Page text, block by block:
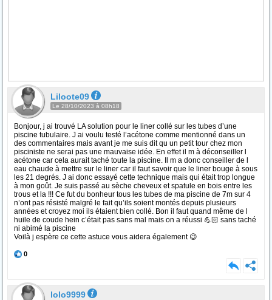
Liloote09
Le 28/10/2023 à 08h18
Bonjour, j ai trouvé LA solution pour le liner collé sur les tubes d’une
piscine tubulaire. J ai voulu testé l’acétone comme mentionné dans un
des commentaires mais avant je me suis dit qu un petit tour chez mon
pisciniste ne serai pas une mauvaise idée. En effet il m à déconseiller l
acétone car cela aurait taché toute la piscine. Il m a donc conseiller de l
eau chaude à mettre sur le liner car il faut savoir que le liner bouge à sous
les 21 degrés. J ai donc essayé cette technique mais qui était trop longue
à mon goût. Je suis passé au sèche cheveux et spatule en bois entre les
trous et la !!! Ce fut du bonheur tous les tubes de ma piscine de 7m sur 4
n’ont pas résisté malgré le fait qu’ils soient montés depuis plusieurs
années et croyez moi ils étaient bien collé. Bon il faut quand même de l
huile de coude hein c’était pas sans mal mais on a réussi 💪🏻 sans taché
ni abimé la piscine
Voilà j espère ce cette astuce vous aidera également 😉
0
lolo9999